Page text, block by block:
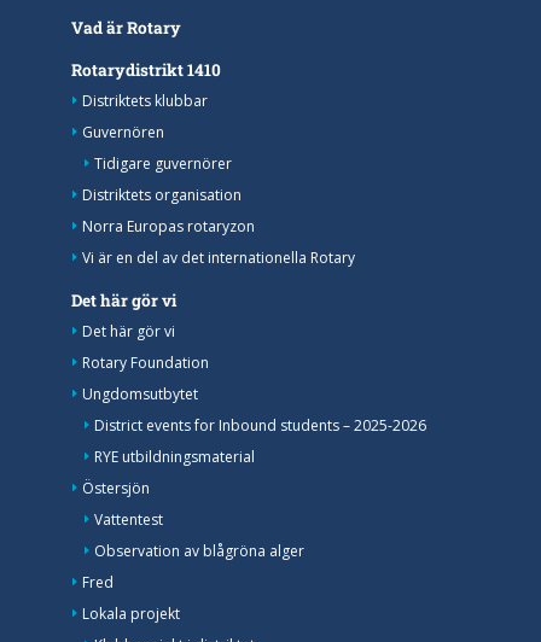
Vad är Rotary
Rotarydistrikt 1410
Distriktets klubbar
Guvernören
Tidigare guvernörer
Distriktets organisation
Norra Europas rotaryzon
Vi är en del av det internationella Rotary
Det här gör vi
Det här gör vi
Rotary Foundation
Ungdomsutbytet
District events for Inbound students – 2025-2026
RYE utbildningsmaterial
Östersjön
Vattentest
Observation av blågröna alger
Fred
Lokala projekt